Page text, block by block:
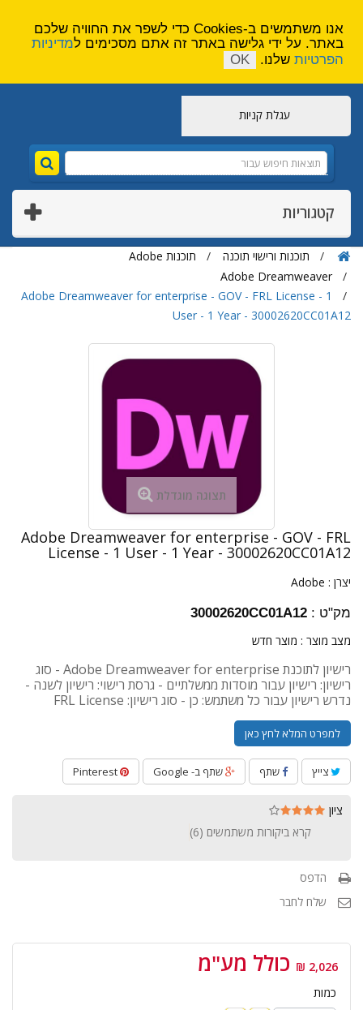
עגלת קניות
קטגוריות
תוכנות ורישוי תוכנה
תוכנות Adobe
Adobe Dreamweaver
Adobe Dreamweaver for enterprise - GOV - FRL License - 1
User - 1 Year - 30002620CC01A12
תצוגה מוגדלת
Adobe Dreamweaver for enterprise - GOV - FRL
License - 1 User - 1 Year - 30002620CC01A12
יצרן : Adobe
מק"ט : 30002620CC01A12
מצב מוצר : מוצר חדש
רישיון לתוכנת Adobe Dreamweaver for enterprise - סוג
רישיון: רישיון עבור מוסדות ממשלתיים - גרסת רישוי: רישיון לשנה -
נדרש רישיון עבור כל משתמש: כן - סוג רישיון: FRL License
למפרט המלא לחץ כאן
צייץ שתף שתף ב- Google
ציון
קרא ביקורות משתמשים (6
)
הדפס
שלח לחבר
2,026 ₪ כולל מע"מ
כמות
אנו משתמשים ב-Cookies כדי לשפר את החוויה שלכם
באתר. על ידי גלישה באתר זה אתם מסכימים למדיניות
הפרטיות שלנו. OK